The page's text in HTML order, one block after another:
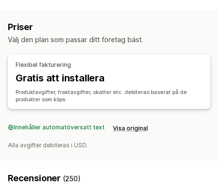
Leksaker och spel
Husdjursprodukter Möbler
Inköpsställen
Prislåsning
Priser
Välj den plan som passar ditt företag bäst.
Flexibel fakturering
Gratis att installera
Produktavgifter, fraktavgifter, skatter etc. debiteras baserat på de
produkter som köps.
Innehåller automatöversatt text Visa original
Alla avgifter debiteras i USD.
Recensioner (250)